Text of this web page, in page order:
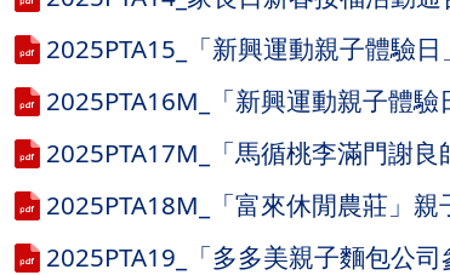
2025PTA15_「新興運動親子體驗
2025PTA16M_「新興運動親子體
2025PTA17M_「馬循桃李滿門謝
2025PTA18M_「富來休閒農莊」
2025PTA19_「多多美親子麵包公